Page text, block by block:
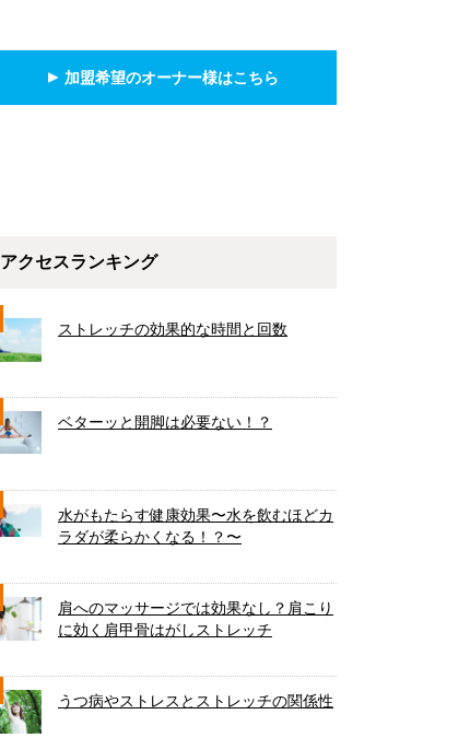
加盟希望のオーナー様はこちら
アクセスランキング
ストレッチの効果的な時間と回数
ベターッと開脚は必要ない！？
水がもたらす健康効果〜水を飲むほどカ
ラダが柔らかくなる！？〜
肩へのマッサージでは効果なし？肩こり
に効く肩甲骨はがしストレッチ
うつ病やストレスとストレッチの関係性